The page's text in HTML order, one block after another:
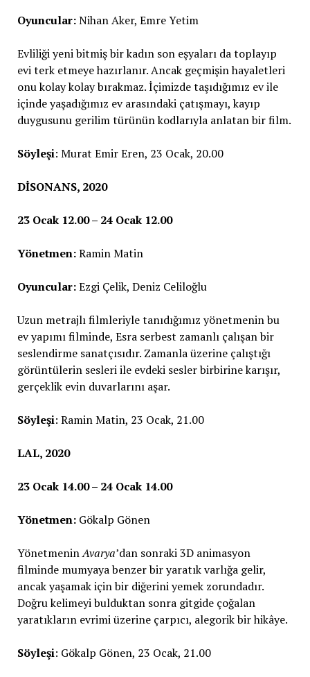
Oyuncular:Nihan Aker, Emre Yetim
Evliliği yeni bitmiş bir kadın son eşyaları da toplayıp
evi terk etmeye hazırlanır. Ancak geçmişin hayaletleri
onu kolay kolay bırakmaz. İçimizde taşıdığımız ev ile
içinde yaşadığımız ev arasındaki çatışmayı, kayıp
duygusunu gerilim türünün kodlarıyla anlatan bir film.
Söyleşi: Murat Emir Eren, 23 Ocak, 20.00
DİSONANS, 2020
23 Ocak 12.00 – 24 Ocak 12.00
Yönetmen:Ramin Matin
Oyuncular:Ezgi Çelik, Deniz Celiloğlu
Uzun metrajlı filmleriyle tanıdığımız yönetmenin bu
ev yapımı filminde, Esra serbest zamanlı çalışan bir
seslendirme sanatçısıdır. Zamanla üzerine çalıştığı
görüntülerin sesleri ile evdeki sesler birbirine karışır,
gerçeklik evin duvarlarını aşar.
Söyleşi: Ramin Matin, 23 Ocak, 21.00
LAL, 2020
23 Ocak 14.00 – 24 Ocak 14.00
Yönetmen: Gökalp Gönen
YönetmeninAvarya’dan sonraki 3D animasyon
filminde mumyaya benzer bir yaratık varlığa gelir,
ancak yaşamak için bir diğerini yemek zorundadır.
Doğru kelimeyi bulduktan sonra gitgide çoğalan
yaratıkların evrimi üzerine çarpıcı, alegorik bir hikâye.
Söyleşi: Gökalp Gönen, 23 Ocak, 21.00